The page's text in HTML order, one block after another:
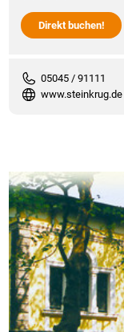
Direkt buchen!
05045 / 91111
www.steinkrug.de